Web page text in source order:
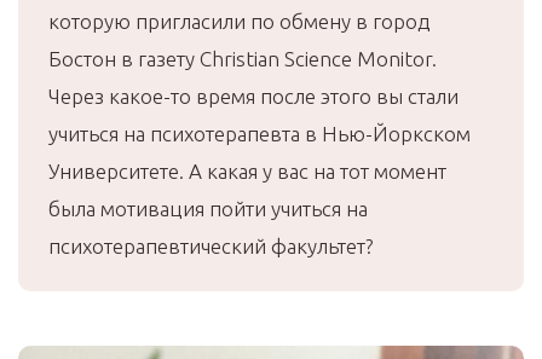
которую пригласили по обмену в город
Бостон в газету Christian Science Monitor.
Через какое-то время после этого вы стали
учиться на психотерапевта в Нью-Йоркском
Университете. А какая у вас на тот момент
была мотивация пойти учиться на
психотерапевтический факультет?